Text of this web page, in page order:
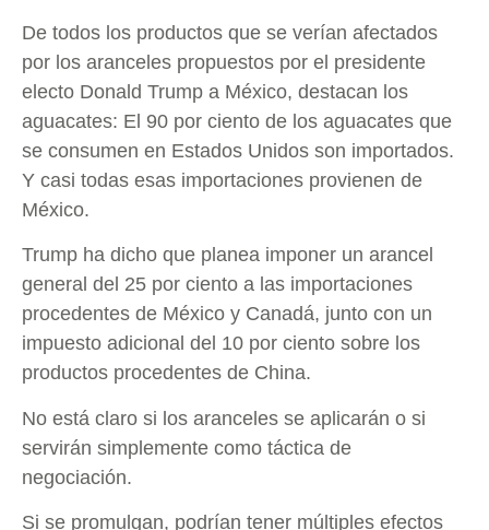
De todos los productos que se verían afectados
por los aranceles propuestos por el presidente
electo Donald Trump a México, destacan los
aguacates: El 90 por ciento de los aguacates que
se consumen en Estados Unidos son importados.
Y casi todas esas importaciones provienen de
México.
Trump ha dicho que planea imponer un arancel
general del 25 por ciento a las importaciones
procedentes de México y Canadá, junto con un
impuesto adicional del 10 por ciento sobre los
productos procedentes de China.
No está claro si los aranceles se aplicarán o si
servirán simplemente como táctica de
negociación.
Si se promulgan, podrían tener múltiples efectos